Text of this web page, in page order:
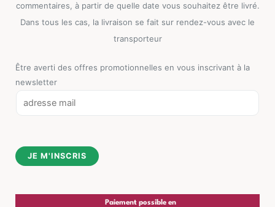
commentaires, à partir de quelle date vous souhaitez être livré.
Dans tous les cas, la livraison se fait sur rendez-vous avec le
transporteur
Être averti des offres promotionnelles en vous inscrivant à la
newsletter
m
l
JE M'INSCRIS
Paiement possible en